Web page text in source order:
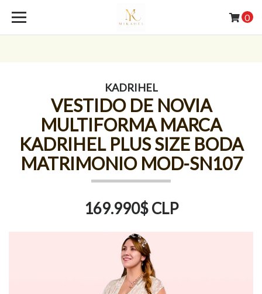
0
KADRIHEL
VESTIDO DE NOVIA
MULTIFORMA MARCA
KADRIHEL PLUS SIZE BODA
MATRIMONIO MOD-SN107
169.990$ CLP